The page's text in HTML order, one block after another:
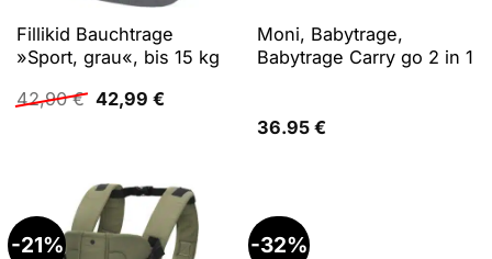
Fillikid Bauchtrage
»Sport, grau«, bis 15 kg
42,90€ Ursprünglicher
Preis
42,99 €Aktueller
Moni, Babytrage,
Babytrage Carry go 2 in 1
36.95 €
-21% -32%